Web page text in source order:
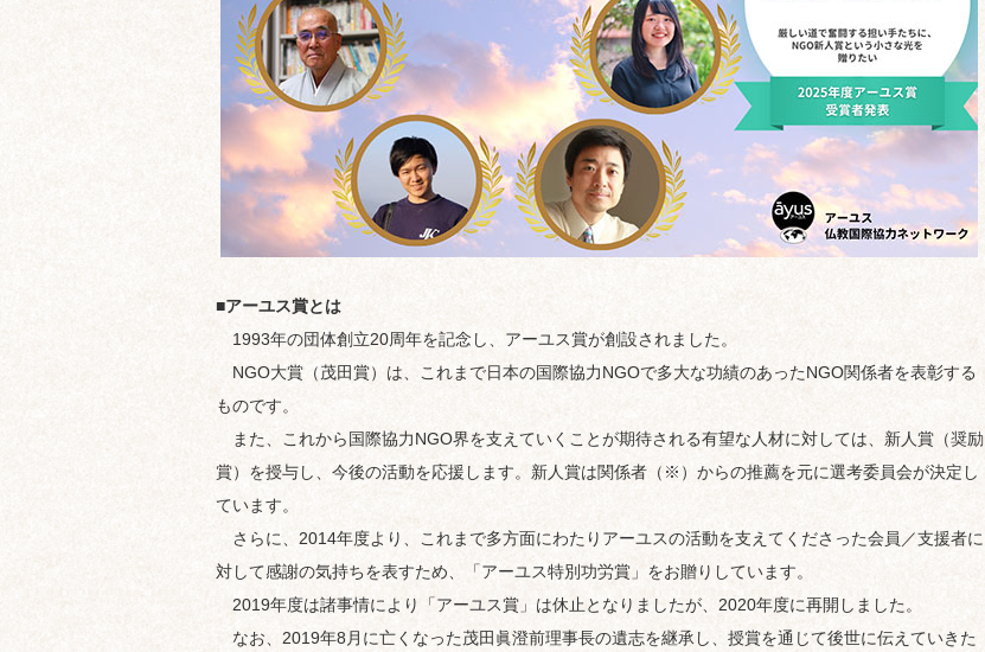
■アーユス賞とは
1993年の団体創立20周年を記念し、アーユス賞が創設されました。
NGO大賞（茂田賞）は、これまで日本の国際協力NGOで多大な功績のあったNGO関係者を表彰する
ものです。
また、これから国際協力NGO界を支えていくことが期待される有望な人材に対しては、新人賞（奨励
賞）を授与し、今後の活動を応援します。新人賞は関係者（※）からの推薦を元に選考委員会が決定し
ています。
さらに、2014年度より、これまで多方面にわたりアーユスの活動を支えてくださった会員／支援者に
対して感謝の気持ちを表すため、「アーユス特別功労賞」をお贈りしています。
2019年度は諸事情により「アーユス賞」は休止となりましたが、2020年度に再開しました。
なお、2019年8月に亡くなった茂田眞澄前理事長の遺志を継承し、授賞を通じて後世に伝えていきた